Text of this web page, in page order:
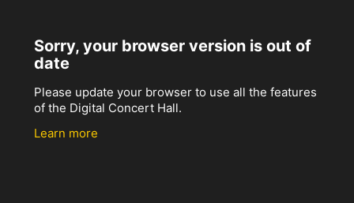
Sorry, your browser version is out of
date
Please update your browser to use all the features
of the Digital Concert Hall.
Learn more